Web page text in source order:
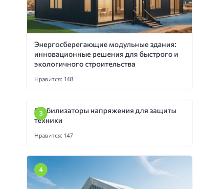
Энергосберегающие модульные здания:
инновационные решения для быстрого и
экологичного строительства
Нравится: 148
Стабилизаторы напряжения для защиты
техники
Нравится: 147